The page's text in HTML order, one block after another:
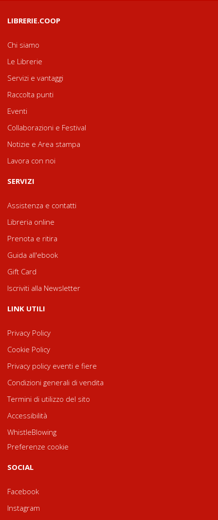
LIBRERIE.COOP
Chi siamo
Le Librerie
Servizi e vantaggi
Raccolta punti
Eventi
Collaborazioni e Festival
Notizie e Area stampa
Lavora con noi
SERVIZI
Assistenza e contatti
Libreria online
Prenota e ritira
Guida all'ebook
Gift Card
Iscriviti alla Newsletter
LINK UTILI
Privacy Policy
Cookie Policy
Privacy policy eventi e fiere
Condizioni generali di vendita
Termini di utilizzo del sito
Accessibilità
WhistleBlowing
Preferenze cookie
SOCIAL
Facebook
Instagram